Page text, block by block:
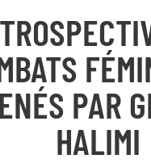
PAR
HALIMI